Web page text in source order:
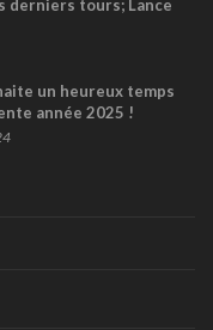
derniers tours; Lance
un heureux temps
année 2025 !